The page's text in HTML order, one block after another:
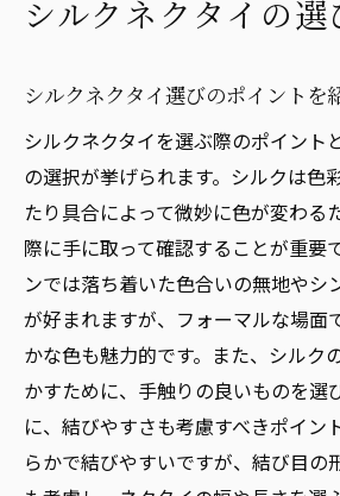
シルクネクタイの
シルクネクタイ選びのポイントを
シルクネクタイを選ぶ際のポイント
の選択が挙げられます。シルクは色
たり具合によって微妙に色が変わる
際に手に取って確認することが重要
ンでは落ち着いた色合いの無地やシ
が好まれますが、フォーマルな場面
かな色も魅力的です。また、シルク
かすために、手触りの良いものを選
に、結びやすさも考慮すべきポイン
らかで結びやすいですが、結び目の